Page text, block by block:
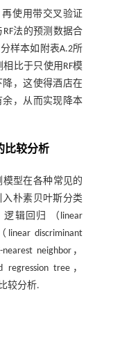
使用带交叉验证
法的预测数据合
样本如附表A.2所
比于只使用RF模
，这使得酒店在
，从而实现降本
比较分析
模型在各种常见的
朴素贝叶斯分类
逻辑回归 （linear
discriminant
neighbor，
tree，
较分析.